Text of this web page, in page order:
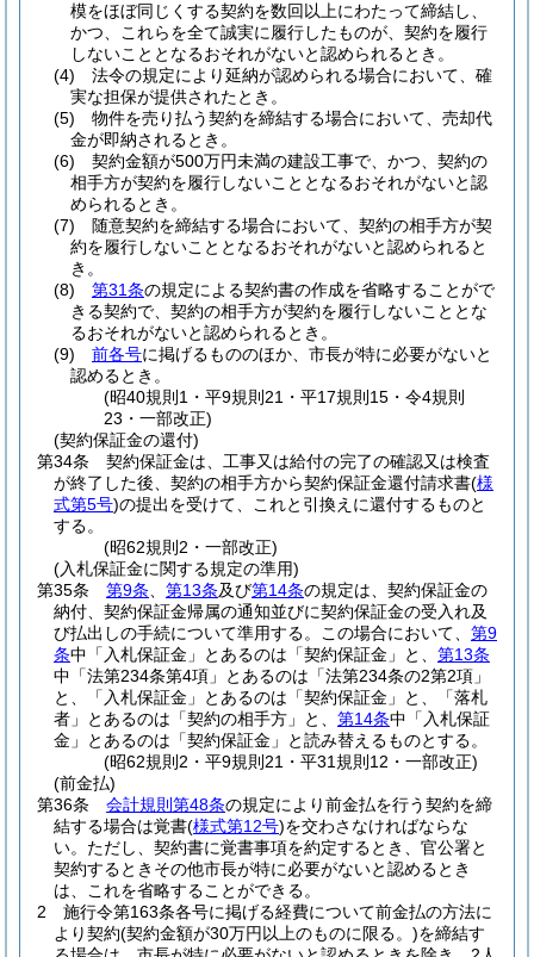
模をほぼ同じくする契約を数回以上にわたって締結し、
かつ、これらを全て誠実に履行したものが、契約を履行
しないこととなるおそれがないと認められるとき。
(4)
法令の規定により延納が認められる場合において、確
実な担保が提供されたとき。
(5)
物件を売り払う契約を締結する場合において、売却代
金が即納されるとき。
(6)
契約金額が500万円未満の建設工事で、かつ、契約の
相手方が契約を履行しないこととなるおそれがないと認
められるとき。
(7)
随意契約を締結する場合において、契約の相手方が契
約を履行しないこととなるおそれがないと認められると
き。
(8)
第31条の規定による契約書の作成を省略することがで
きる契約で、契約の相手方が契約を履行しないこととな
るおそれがないと認められるとき。
(9)
前各号に掲げるもののほか、市長が特に必要がないと
認めるとき。
(昭40規則1・平9規則21・平17規則15・令4規則
23・一部改正)
(契約保証金の還付)
第34条
契約保証金は、工事又は給付の完了の確認又は検査
が終了した後、契約の相手方から契約保証金還付請求書(様
式第5号)の提出を受けて、これと引換えに還付するものと
する。
(昭62規則2・一部改正)
(入札保証金に関する規定の準用)
第35条
第9条 第13条及び第14条の規定は、契約保証金の
納付、契約保証金帰属の通知並びに契約保証金の受入れ及
び払出しの手続について準用する。
この場合において、 第9
条中「入札保証金」とあるのは「契約保証金」と、 第13条
中「法第234条第4項」とあるのは「法第234条の2第2項」
と、「入札保証金」とあるのは「契約保証金」と、「落札
者」とあるのは「契約の相手方」と、 第14条中「入札保証
金」とあるのは「契約保証金」と読み替えるものとする。
(昭62規則2・平9規則21・平31規則12・一部改正)
(前金払)
第36条
会計規則第48条の規定により前金払を行う契約を締
結する場合は覚書(様式第12号)を交わさなければならな
い。 ただし、契約書に覚書事項を約定するとき、官公署と
契約するときその他市長が特に必要がないと認めるとき
は、これを省略することができる。
2
施行令第163条各号に掲げる経費について前金払の方法に
より契約(契約金額が30万円以上のものに限る。)を締結す